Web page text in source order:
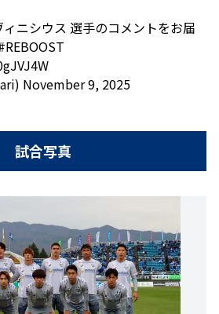
ニシウス 選手のコメントをお届
November 9, 2025
試合写真